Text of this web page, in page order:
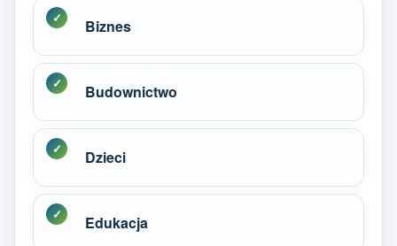
Biznes
Budownictwo
Dzieci
Edukacja